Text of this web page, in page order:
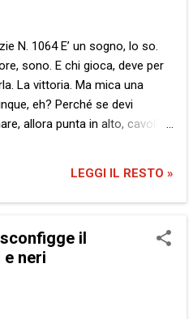
e dei documenti, dei
solo di morire
nessuno ti veda. La fine
da fiction e delle
trann...
N. 1064 E’ un sogno, lo so.
sono. E chi gioca, deve per
La vittoria. Ma mica una
eh? Perché se devi
allora punta in alto, cavolo.
ora, nel suo tour
la porterà in Brasile, dove al
lui. Il capitano dei vincitori. Sì,
non sono neppure capitano, a
mai avuto uno, noi altri.
LEGGI IL RESTO »
il
neri